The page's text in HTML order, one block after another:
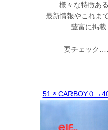
様々な特徴あ
最新情報やこれま
豊富に掲載
要チェック
51 ◉ CARBOY０